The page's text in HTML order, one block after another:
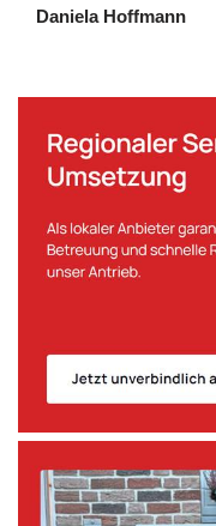
Daniela Hoffmann